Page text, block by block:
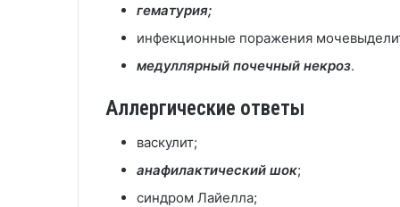
гематурия;
инфекционные поражения
медуллярный почечный некроз.
Аллергические ответы
васкулит;
анафилактический шок;
синдром Лайелла;